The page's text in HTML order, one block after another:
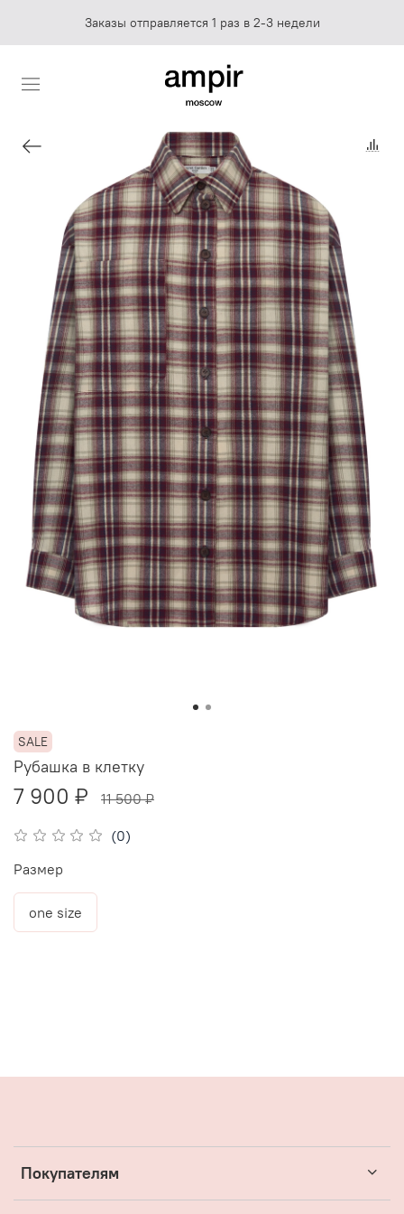
Заказы отправляется 1 раз в 2-3 недели
(0)
Рубашка в клетку
7 900 ₽ 11 500 ₽
Размер
one size
Покупателям